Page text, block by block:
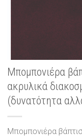
Μπομπονιέρα
ακρυλικά
(δυνατότητα
Μπομπονιέρα